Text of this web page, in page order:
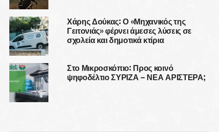
Χάρης Δούκας: Ο «Μηχανικός της
Γειτονιάς» φέρνει άμεσες λύσεις σε
σχολεία και δημοτικά κτίρια
Στο Μικροσκόπιο: Προς κοινό
ψηφοδέλτιο ΣΥΡΙΖΑ – ΝΕΑ ΑΡΙΣΤΕΡΑ;